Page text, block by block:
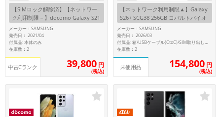
【SIMロック解除済】【ネットワー
ク利用制限－】docomo Galaxy S21
Ultra 5G SC-52B ファントムブラッ
ク
メーカー：SAMSUNG
発売日： 2021/04
付属品: 本体のみ
在庫数：2
中古Cランク 39,800 円
(税込)
【ネットワーク利用制限▲】Galaxy
S26+ SCG38 256GB コバルトバイオ
レット【au版 SIMフリー】
メーカー：SAMSUNG
発売日： 2026/03
付属品: 箱/USBケーブル(CtoC)/SIM取り出し用ピン/クイックスタートガイド
在庫数：2
未使用品 154,800 円
(税込)
価格
円
発売日